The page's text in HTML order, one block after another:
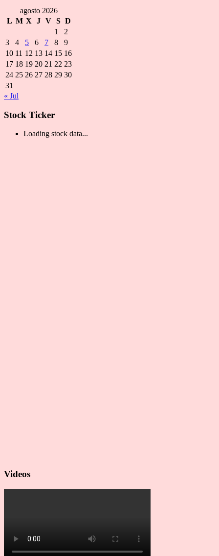
agosto 2026
L M X J V S D
1
2
3
4 5 6 7 8
9
10 11 12 13 14 15 16
17 18 19 20 21 22 23
24 25 26 27 28 29 30
31
« Jul
Stock Ticker
Loading stock data...
Videos